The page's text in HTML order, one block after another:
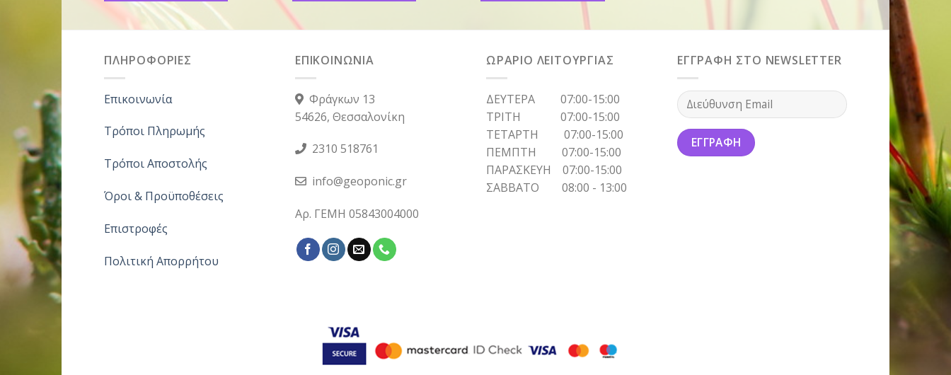
ΠΛΗΡΟΦΟΡΙΕΣ
Επικοινωνία
Τρόποι Πληρωμής
Τρόποι Αποστολής
Όροι & Προϋποθέσεις
Επιστροφές
Πολιτική Απορρήτου
ΕΠΙΚΟΙΝΩΝΙΑ
Φράγκων 13
54626, Θεσσαλονίκη
2310 518761
info@geoponic.gr
Αρ. ΓΕΜΗ 05843004000
ΩΡΑΡΙΟ ΛΕΙΤΟΥΡΓΙΑΣ
ΔΕΥΤΕΡΑ 07:00-15:00
ΤΡΙΤΗ 07:00-15:00
ΤΕΤΑΡΤΗ 07:00-15:00
ΠΕΜΠΤΗ 07:00-15:00
ΠΑΡΑΣΚΕΥΗ 07:00-15:00
ΣΑΒΒΑΤΟ 08:00 - 13:00
ΕΓΓΡΑΦΗ ΣΤΟ NEWSLETTER